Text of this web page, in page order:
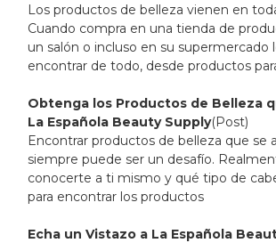
Los productos de belleza vienen en
Cuando compra en una tienda de
un salón o incluso en su supermercado
encontrar de todo, desde productos
Obtenga los Productos de Belleza
La Española Beauty Supply(Post)
Encontrar productos de belleza que se
siempre puede ser un desafío.
conocerte a ti mismo y qué tipo de
para encontrar los productos
Echa un Vistazo a La Española